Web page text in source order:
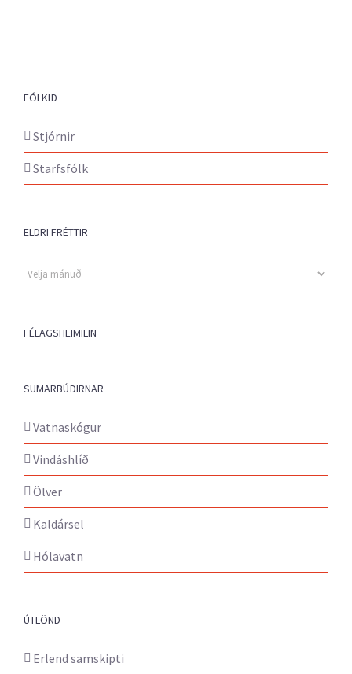
FÓLKIÐ
Stjórnir
Starfsfólk
ELDRI FRÉTTIR
Eldri
fréttir
FÉLAGSHEIMILIN
SUMARBÚÐIRNAR
Vatnaskógur
Vindáshlíð
Ölver
Kaldársel
Hólavatn
ÚTLÖND
Erlend samskipti